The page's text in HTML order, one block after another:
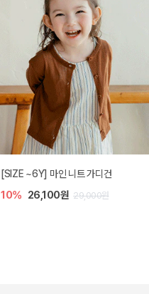
밀라 아기 셋업
20% 35,200원 44,000원